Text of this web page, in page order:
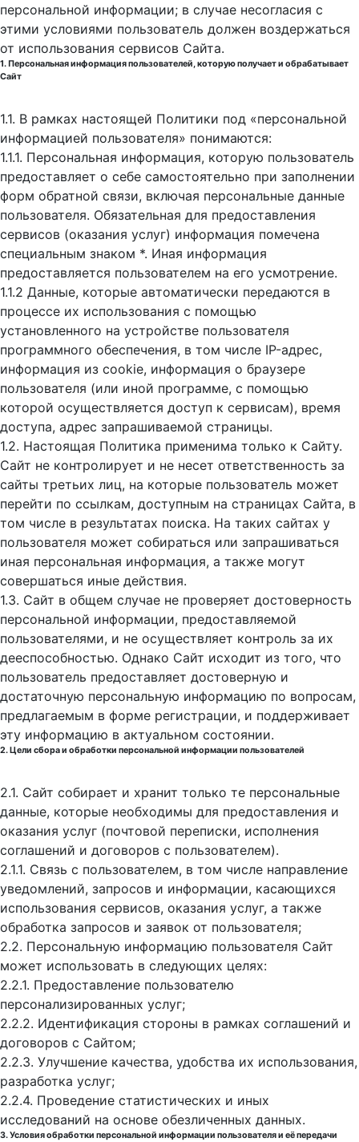
персональной информации; в случае несогласия с
этими условиями пользователь должен воздержаться
от использования сервисов Сайта.
1. Персональная информация пользователей, которую получает и обрабатывает
Сайт
1.1. В рамках настоящей Политики под «персональной
информацией пользователя» понимаются:
1.1.1. Персональная информация, которую пользователь
предоставляет о себе самостоятельно при заполнении
форм обратной связи, включая персональные данные
пользователя. Обязательная для предоставления
сервисов (оказания услуг) информация помечена
специальным знаком *. Иная информация
предоставляется пользователем на его усмотрение.
1.1.2 Данные, которые автоматически передаются в
процессе их использования с помощью
установленного на устройстве пользователя
программного обеспечения, в том числе IP-адрес,
информация из cookie, информация о браузере
пользователя (или иной программе, с помощью
которой осуществляется доступ к cервисам), время
доступа, адрес запрашиваемой страницы.
1.2. Настоящая Политика применима только к Сайту.
Сайт не контролирует и не несет ответственность за
сайты третьих лиц, на которые пользователь может
перейти по ссылкам, доступным на страницах Сайта, в
том числе в результатах поиска. На таких сайтах у
пользователя может собираться или запрашиваться
иная персональная информация, а также могут
совершаться иные действия.
1.3. Сайт в общем случае не проверяет достоверность
персональной информации, предоставляемой
пользователями, и не осуществляет контроль за их
дееспособностью. Однако Сайт исходит из того, что
пользователь предоставляет достоверную и
достаточную персональную информацию по вопросам,
предлагаемым в форме регистрации, и поддерживает
эту информацию в актуальном состоянии.
2. Цели сбора и обработки персональной информации пользователей
2.1. Сайт собирает и хранит только те персональные
данные, которые необходимы для предоставления и
оказания услуг (почтовой переписки, исполнения
соглашений и договоров с пользователем).
2.1.1. Связь с пользователем, в том числе направление
уведомлений, запросов и информации, касающихся
использования сервисов, оказания услуг, а также
обработка запросов и заявок от пользователя;
2.2. Персональную информацию пользователя Сайт
может использовать в следующих целях:
2.2.1. Предоставление пользователю
персонализированных услуг;
2.2.2. Идентификация стороны в рамках соглашений и
договоров с Сайтом;
2.2.3. Улучшение качества, удобства их использования,
разработка услуг;
2.2.4. Проведение статистических и иных
исследований на основе обезличенных данных.
3. Условия обработки персональной информации пользователя и её передачи